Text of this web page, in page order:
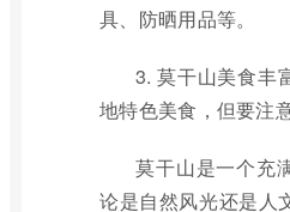
具、防晒用品等。
3. 莫干山美食丰
地特色美食，但要注
莫干山是一个充
论是自然风光还是人